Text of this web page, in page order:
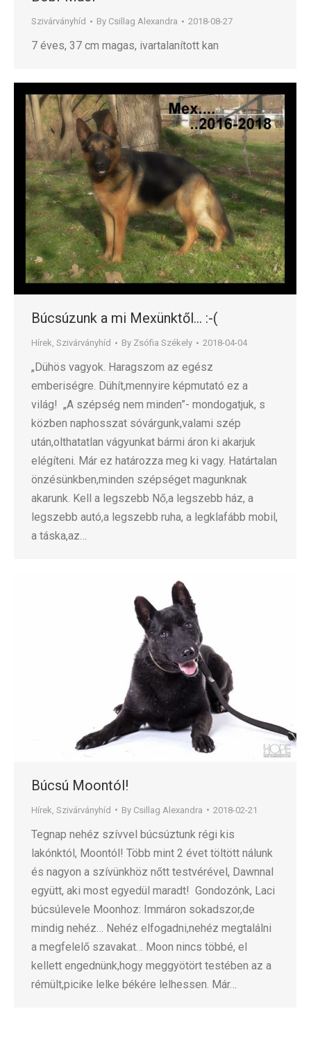
Szivárványhíd By Csillag Alexandra 2018-08-27
7 éves, 37 cm magas, ivartalanított kan
Búcsúzunk a mi Mexünktől… :-(
Hírek, Szivárványhíd By Zsófia Székely 2018-04-04
„Dühös vagyok. Haragszom az egész
emberiségre. Dühít,mennyire képmutató ez a
világ! „A szépség nem minden”- mondogatjuk, s
közben naphosszat sóvárgunk,valami szép
után,olthatatlan vágyunkat bármi áron ki akarjuk
elégíteni. Már ez határozza meg ki vagy. Határtalan
önzésünkben,minden szépséget magunknak
akarunk. Kell a legszebb Nő,a legszebb ház, a
legszebb autó,a legszebb ruha, a legklafább mobil,
a táska,az…
Búcsú Moontól!
Hírek Szivárványhíd By Csillag Alexandra 2018-02-21
Tegnap nehéz szívvel búcsúztunk régi kis
lakónktól, Moontól! Több mint 2 évet töltött nálunk
és nagyon a szívünkhöz nőtt testvérével, Dawnnal
együtt, aki most egyedül maradt! Gondozónk, Laci
búcsúlevele Moonhoz: Immáron sokadszor,de
mindig nehéz… Nehéz elfogadni,nehéz megtalálni
a megfelelő szavakat… Moon nincs többé, el
kellett engednünk,hogy meggyötört testében az a
rémült,picike lelke békére lelhessen. Már…